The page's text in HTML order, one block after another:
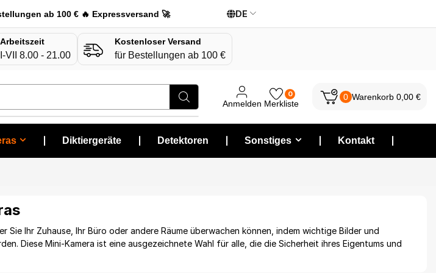
ab 100 € 🔥 Expressversand 🚀 DE
Arbeitszeit
I-VII 8.00 - 21.00
Kostenloser Versand
für Bestellungen ab 100 €
Anmelden
0
Merkliste
0 Warenkorb 0,00 €
Diktiergeräte Detektoren Sonstiges Kontakt
Sie Ihr Zuhause, Ihr Büro oder andere Räume überwachen können, indem wichtige Bilder und
Diese Mini-Kamera ist eine ausgezeichnete Wahl für alle, die die Sicherheit ihres Eigentums und
Dank ihrer kompakten Größe lassen sich versteckte Kameras leicht an verschiedenen Orten installieren